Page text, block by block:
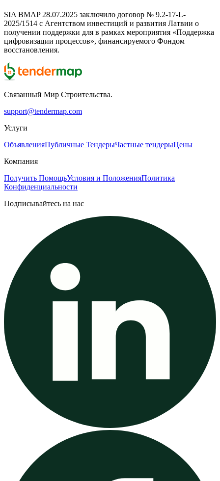
SIA BMAP 28.07.2025 заключило договор № 9.2-17-L-
2025/1514 с Агентством инвестиций и развития Латвии о
получении поддержки для в рамках мероприятия «Поддержка
цифровизации процессов», финансируемого Фондом
восстановления.
Связанный Mир Cтроительства.
support@tendermap.com
Услуги
ОбъявленияПубличные ТендерыЧастные тендерыЦены
Компания
Получить ПомощьУсловия и ПоложенияПолитика
Конфиденциальности
Подписывайтесь на нас